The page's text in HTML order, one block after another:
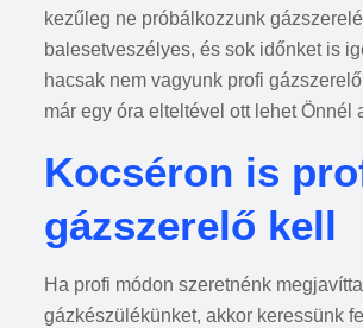
kezűleg ne próbálkozzunk
balesetveszélyes, és sok időnket is
hacsak nem vagyunk profi
már egy óra elteltével ott lehet Önnél
Kocséron is
gázszerelő kell
Ha profi módon szeretnénk
gázkészülékünket, akkor keressünk